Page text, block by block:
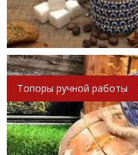
Топоры ручной работы